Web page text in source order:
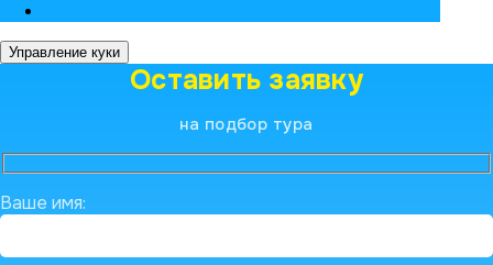
Управление куки
Оставить заявку
на подбор тура
Ваше имя: